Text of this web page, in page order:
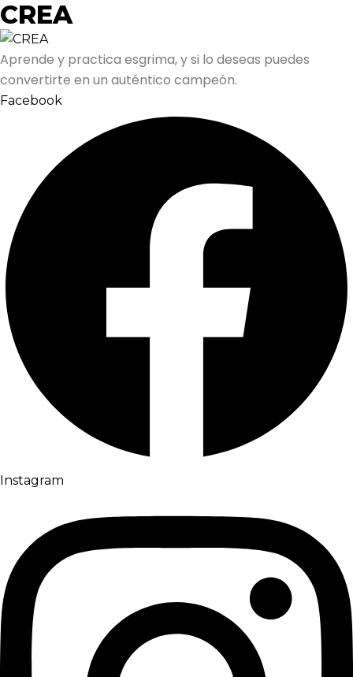
CREA
Aprende y practica esgrima, y si lo deseas puedes
convertirte en un auténtico campeón.
Facebook
Instagram